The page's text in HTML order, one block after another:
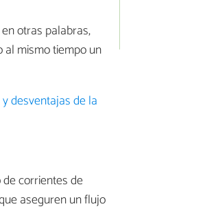
otras palabras,
al mismo tiempo un
desventajas de la
corrientes de
aseguren un flujo